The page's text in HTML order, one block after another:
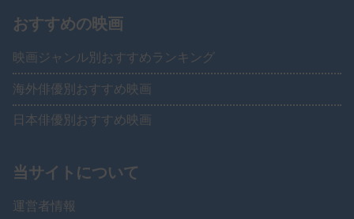
おすすめの映画
映画ジャンル別おすすめランキング
海外俳優別おすすめ映画
日本俳優別おすすめ映画
当サイトについて
運営者情報